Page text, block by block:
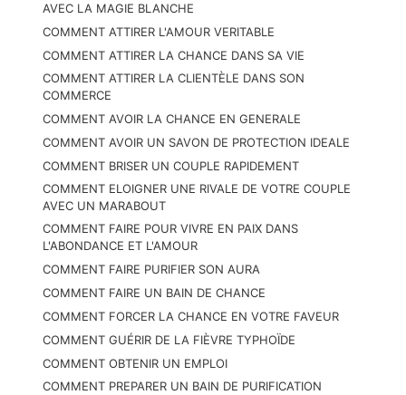
AVEC LA MAGIE BLANCHE
COMMENT ATTIRER L'AMOUR VERITABLE
COMMENT ATTIRER LA CHANCE DANS SA VIE
COMMENT ATTIRER LA CLIENTÈLE DANS SON
COMMERCE
COMMENT AVOIR LA CHANCE EN GENERALE
COMMENT AVOIR UN SAVON DE PROTECTION IDEALE
COMMENT BRISER UN COUPLE RAPIDEMENT
COMMENT ELOIGNER UNE RIVALE DE VOTRE COUPLE
AVEC UN MARABOUT
COMMENT FAIRE POUR VIVRE EN PAIX DANS
L'ABONDANCE ET L'AMOUR
COMMENT FAIRE PURIFIER SON AURA
COMMENT FAIRE UN BAIN DE CHANCE
COMMENT FORCER LA CHANCE EN VOTRE FAVEUR
COMMENT GUÉRIR DE LA FIÈVRE TYPHOÏDE
COMMENT OBTENIR UN EMPLOI
COMMENT PREPARER UN BAIN DE PURIFICATION